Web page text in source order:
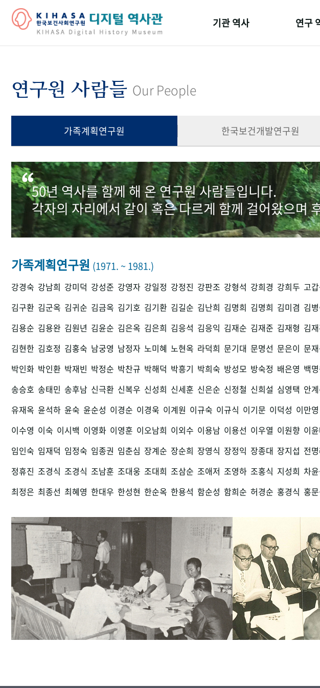
기관 역사 연구
연구원 사람들 Our People
가족계획연구원 한국보건개발연구원
50년 역사를 함께 해 온 연구원 사람들입니다.
각자의 자리에서 같이 혹은 다르게 함께 걸어왔으며
가족계획연구원 (1971. ~ 1981.)
강경숙 강남희 강미덕 강성준 강영자 강일정 강정진 강판조 강형석 강희경 강희두 고
김구환 김군옥 김귀순 김금옥 김기호 김기환 김길순 김난희 김명희 김명희 김미겸 김
김용순 김용완 김원년 김윤순 김은옥 김은희 김응석 김응익 김재순 김재준 김재형 김
김현한 김호정 김홍숙 남궁영 남정자 노미혜 노현옥 라덕희 문기대 문명선 문은이 문
박인화 박인환 박재빈 박정순 박찬규 박해덕 박흥기 박희숙 방성모 방숙정 배은영 백
송승호 송태민 송후남 신극환 신복우 신성희 신세훈 신은순 신정철 신희설 심영택 안
유재옥 윤석하 윤숙 윤순성 이경순 이경욱 이계원 이규숙 이규식 이기문 이덕성 이만영
이수영 이숙 이시백 이영화 이영훈 이오남희 이외수 이용남 이용선 이우열 이원향 이
임인숙 임재덕 임정숙 임종권 임춘심 장계순 장순희 장영식 장정익 장종대 장지섭 전
정휴진 조경식 조경식 조남훈 조대웅 조대희 조삼순 조애저 조영하 조홍식 지성희 차
최정은 최종선 최혜영 한대우 한성현 한순옥 한용석 함순성 함희순 허경순 홍경식 홍